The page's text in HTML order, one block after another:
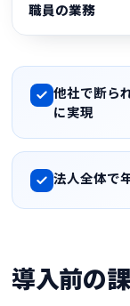
職員の業務
他社で断ら
に実現
法人全体で
導入前の